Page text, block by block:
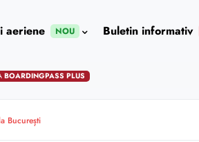
aeriene NOU Buletin informativ
BOARDINGPASS PLUS
București